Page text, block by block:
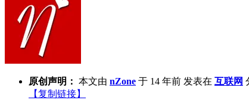
原创声明： 本文由 nZone 于 14 年前 发表在 互联网
【复制链接】